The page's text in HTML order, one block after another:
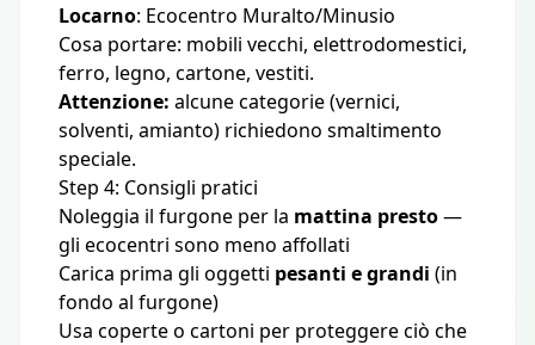
Locarno: Ecocentro Muralto/Minusio
Cosa portare: mobili vecchi, elettrodomestici,
ferro, legno, cartone, vestiti.
Attenzione: alcune categorie (vernici,
solventi, amianto) richiedono smaltimento
speciale.
Step 4: Consigli pratici
Noleggia il furgone per la mattina presto—
gli ecocentri sono meno affollati
Carica prima gli oggetti pesanti e grandi (in
fondo al furgone)
Usa coperte o cartoni per proteggere ciò che